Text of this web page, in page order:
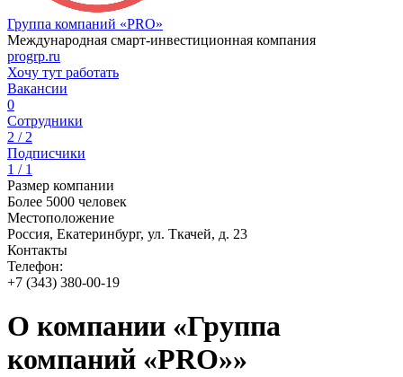
Группа компаний «PRO»
Международная смарт-инвестиционная компания
progrp.ru
Хочу тут работать
Вакансии
0
Сотрудники
2 / 2
Подписчики
1 / 1
Размер компании
Более 5000 человек
Местоположение
Россия, Екатеринбург, ул. Ткачей, д. 23
Контакты
Телефон:
+7 (343) 380-00-19
О компании «Группа
компаний «PRO»»